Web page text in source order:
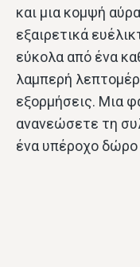
και μια κομψή
εξαιρετικά
εύκολα από ένα
λαμπερή
εξορμήσεις. Μια
ανανεώσετε τη
ένα υπέροχο δώρο